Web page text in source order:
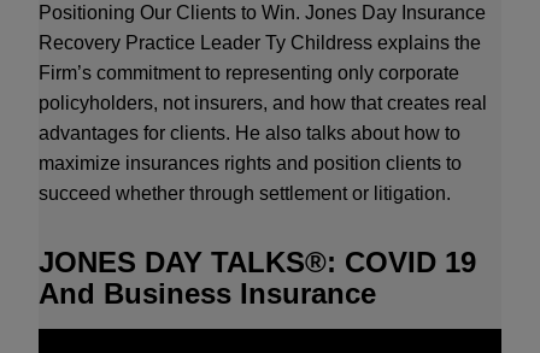
勒 (Chrysler LLC ) 在 2009 年 6 月 10 日將其絕大部分
資產售予由飛雅特領導的「新克萊斯勒」(Chrysler
Group LLC)，使旗下其他品牌與美國事業能夠繼續營
運。
XTO Energy 以 42 億美元收購 Hunt Petroleum
Hunt Petroleum 及其關係企業 (Hunt) 提議與 XTO 能源
提供法律意見。本收購案估計總值 (包含現金和 XTO
普通股股份) 約達 42 億美元。Hunt 主要經營北美和北
Positioning Our Clients to Win. Jones Day Insurance
Recovery Practice Leader Ty Childress explains the
Firm’s commitment to representing only corporate
policyholders, not insurers, and how that creates real
advantages for clients. He also talks about how to
maximize insurances rights and position clients to
succeed whether through settlement or litigation.
JONES DAY TALKS®: COVID 19
And Business Insurance